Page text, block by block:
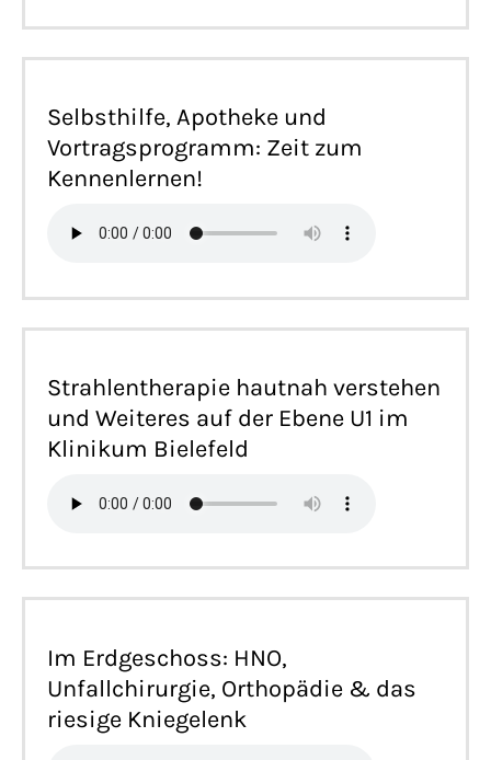
Selbsthilfe, Apotheke und
Vortragsprogramm: Zeit zum
Kennenlernen!
Strahlentherapie hautnah verstehen
und Weiteres auf der Ebene U1 im
Klinikum Bielefeld
Im Erdgeschoss: HNO,
Unfallchirurgie, Orthopädie & das
riesige Kniegelenk